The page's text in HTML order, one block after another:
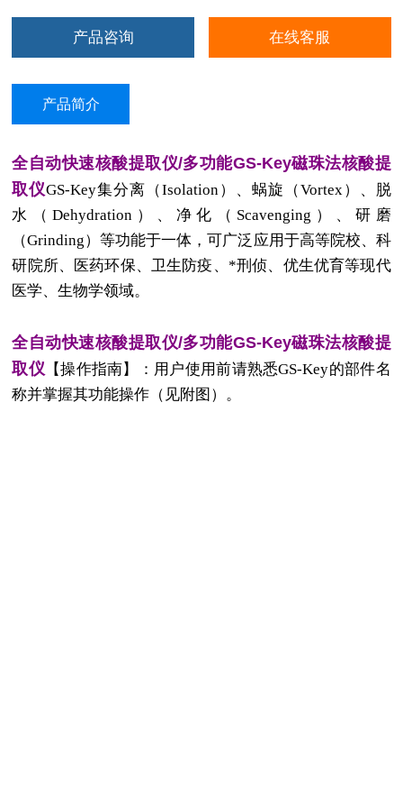
产品咨询 在线客服
产品简介
全自动快速核酸提取仪/多功能GS-Key磁珠法核酸提
取仪GS-Key集分离（Isolation）、蜗旋（Vortex）、脱
水（Dehydration）、净化（Scavenging）、研磨
（Grinding）等功能于一体，可广泛应用于高等院校、科
研院所、医药环保、卫生防疫、*刑侦、优生优育等现代
医学、生物学领域。
全自动快速核酸提取仪/多功能GS-Key磁珠法核酸提
取仪 【操作指南】：用户使用前请熟悉GS-Key的部件名
称并掌握其功能操作（见附图）。